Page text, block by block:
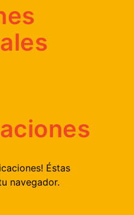
Éstas
navegador.